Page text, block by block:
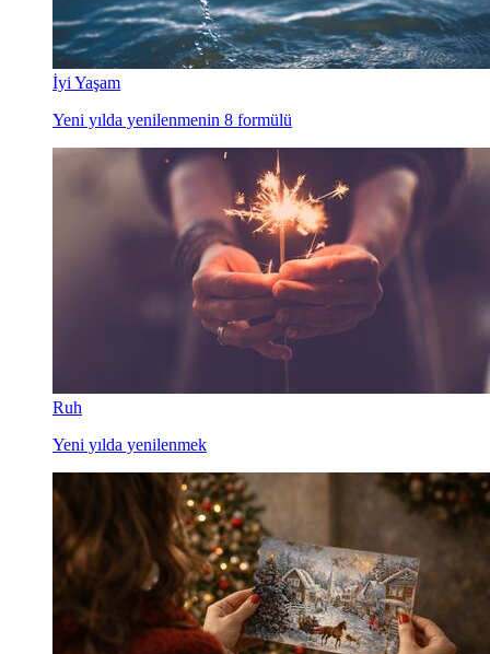
İyi Yaşam
Yeni yılda yenilenmenin 8 formülü
Ruh
Yeni yılda yenilenmek